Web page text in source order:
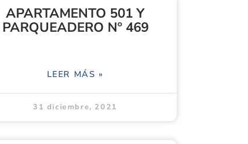
APARTAMENTO 501 Y
PARQUEADERO Nº 469
LEER MÁS »
31 diciembre, 2021